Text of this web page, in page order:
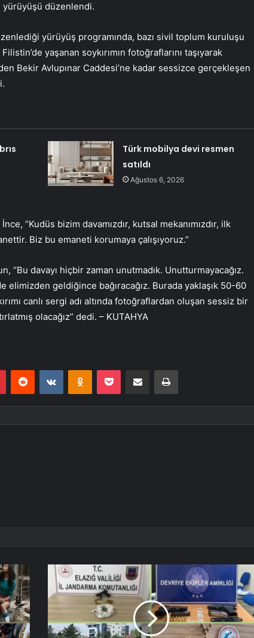
yürüyüşü düzenlendi.
yürüyüş programında, bazı sivil toplum kuruluşu
yaşanan soykırımın fotoğraflarını taşıyarak
Bekir Avlupınar Caddesi’ne kadar sessizce gerçekleşen
Türk mobilya devi resmen
satıldı
Ağustos 6, 2026
“Kudüs bizim davamızdır, kutsal mekanımızdır, ilk
Biz bu emaneti korumaya çalışıyoruz.”
“Bu davayı hiçbir zaman unutmadık. Unutturmayacağız.
elimizden geldiğince bağıracağız. Burada yaklaşık 50-60
canlı sergi adı altında fotoğraflardan oluşan sessiz bir
olacağız” dedi. – KUTAHYA
PinterestReddit VKontakteOdnoklassniki
Pocket E-Posta ile paylaş Yazdır